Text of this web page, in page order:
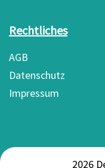
Rechtliches
AGB
Datenschutz
Impressum
2026